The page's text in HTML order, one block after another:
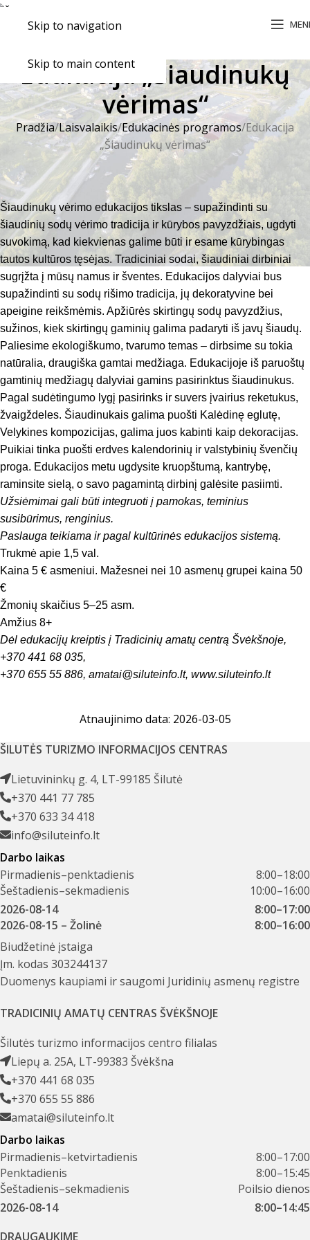
Skip to navigation
Skip to main content
Edukacija „Šiaudinukų
vėrimas“
Pradžia Laisvalaikis Edukacinės programos Edukacija
„Šiaudinukų vėrimas“
Šiaudinukų vėrimo edukacijos tikslas – supažindinti su
šiaudinių sodų vėrimo tradicija ir kūrybos pavyzdžiais, ugdyti
suvokimą, kad kiekvienas galime būti ir esame kūrybingas
tautos kultūros tęsėjas. Tradiciniai sodai, šiaudiniai dirbiniai
sugrįžta į mūsų namus ir šventes. Edukacijos dalyviai bus
supažindinti su sodų rišimo tradicija, jų dekoratyvine bei
apeigine reikšmėmis. Apžiūrės skirtingų sodų pavyzdžius,
sužinos, kiek skirtingų gaminių galima padaryti iš javų šiaudų.
Paliesime ekologiškumo, tvarumo temas – dirbsime su tokia
natūralia, draugiška gamtai medžiaga. Edukacijoje iš paruoštų
gamtinių medžiagų dalyviai gamins pasirinktus šiaudinukus.
Pagal sudėtingumo lygį pasirinks ir suvers įvairius reketukus,
žvaigždeles. Šiaudinukais galima puošti Kalėdinę eglutę,
Velykines kompozicijas, galima juos kabinti kaip dekoracijas.
Puikiai tinka puošti erdves kalendorinių ir valstybinių švenčių
proga. Edukacijos metu ugdysite kruopštumą, kantrybę,
raminsite sielą, o savo pagamintą dirbinį galėsite pasiimti.
Užsiėmimai gali būti integruoti į pamokas, teminius
susibūrimus, renginius.
Paslauga teikiama ir pagal kultūrinės edukacijos sistemą.
Trukmė apie 1,5 val.
Kaina 5 € asmeniui. Mažesnei nei 10 asmenų grupei kaina 50
€
Žmonių skaičius 5–25 asm.
Amžius 8+
Dėl edukacijų kreiptis į Tradicinių amatų centrą Švėkšnoje,
+370 441 68 035,
+370 655 55 886, amatai@siluteinfo.lt, www.siluteinfo.lt
Atnaujinimo data: 2026-03-05
ŠILUTĖS TURIZMO INFORMACIJOS CENTRAS
Lietuvininkų g. 4, LT-99185 Šilutė
+370 441 77 785
+370 633 34 418
info@siluteinfo.lt
Darbo laikas
Pirmadienis–penktadienis
8:00–18:00
Šeštadienis–sekmadienis
10:00–16:00
2026-08-14
8:00–17:00
2026-08-15 – Žolinė
8:00–16:00
Biudžetinė įstaiga
Įm. kodas 303244137
Duomenys kaupiami ir saugomi Juridinių asmenų registre
TRADICINIŲ AMATŲ CENTRAS ŠVĖKŠNOJE
Šilutės turizmo informacijos centro filialas
Liepų a. 25A, LT-99383 Švėkšna
+370 441 68 035
+370 655 55 886
amatai@siluteinfo.lt
Darbo laikas
Pirmadienis–ketvirtadienis
8:00–17:00
Penktadienis
8:00–15:45
Šeštadienis–sekmadienis
Poilsio dienos
2026-08-14
8:00–14:45
DRAUGAUKIME